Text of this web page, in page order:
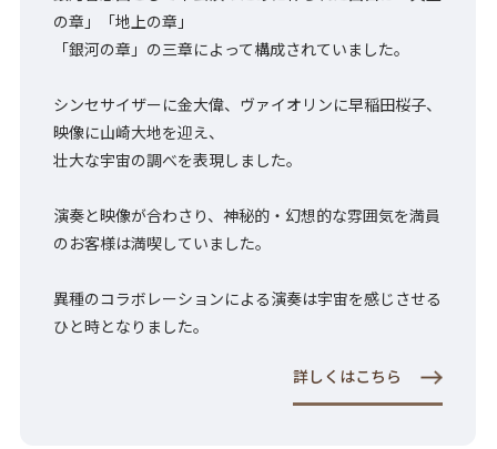
の章」「地上の章」
「銀河の章」の三章によって構成されていました。
シンセサイザーに金大偉、ヴァイオリンに早稲田桜子、
映像に山崎大地を迎え、
壮大な宇宙の調べを表現しました。
演奏と映像が合わさり、神秘的・幻想的な雰囲気を満員
のお客様は満喫していました。
異種のコラボレーションによる演奏は宇宙を感じさせる
ひと時となりました。
詳しくはこちら